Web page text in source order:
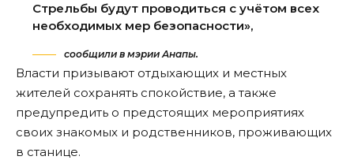
Стрельбы будут проводиться с учётом всех
необходимых мер безопасности»,
сообщили в мэрии Анапы.
Власти призывают отдыхающих и местных
жителей сохранять спокойствие, а также
предупредить о предстоящих мероприятиях
своих знакомых и родственников, проживающих
в станице.